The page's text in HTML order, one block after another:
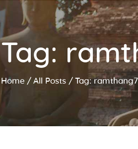
Tag:
Home All Posts Tag: ramthang7